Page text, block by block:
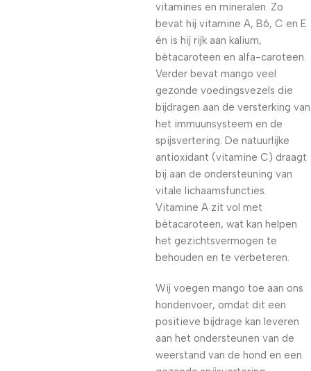
vitamines en mineralen. Zo
bevat hij vitamine A, B6, C en E
én is hij rijk aan kalium,
bètacaroteen en alfa-caroteen.
Verder bevat mango veel
gezonde voedingsvezels die
bijdragen aan de versterking van
het immuunsysteem en de
spijsvertering. De natuurlijke
antioxidant (vitamine C) draagt
bij aan de ondersteuning van
vitale lichaamsfuncties.
Vitamine A zit vol met
bètacaroteen, wat kan helpen
het gezichtsvermogen te
behouden en te verbeteren.
Wij voegen mango toe aan ons
hondenvoer, omdat dit een
positieve bijdrage kan leveren
aan het ondersteunen van de
weerstand van de hond en een